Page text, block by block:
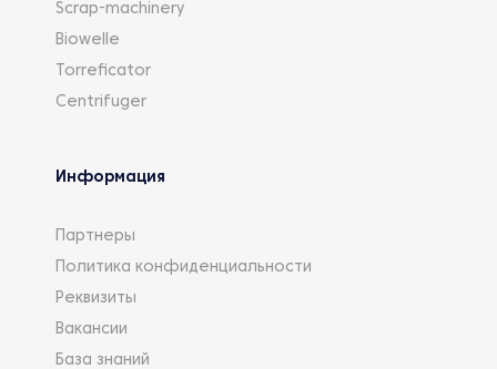
Scrap-machinery
Biowelle
Torreficator
Centrifuger
Информация
Партнеры
Политика конфиденциальности
Реквизиты
Вакансии
База знаний